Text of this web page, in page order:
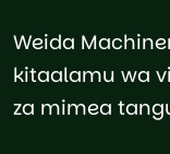
Weida
kitaalamu wa
za mimea